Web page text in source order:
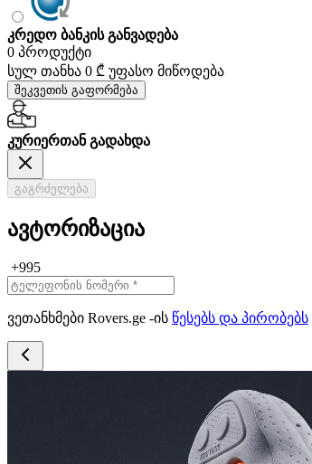
კრედო ბანკის განვადება
0 პროდუქტი
სულ თანხა 0 ₾ უფასო მიწოდება
შეკვეთის გაფორმება
კურიერთან გადახდა
გაგრძელება
ავტორიზაცია
+995
ვეთანხმები Rovers.ge -ის წესებს და პირობებს